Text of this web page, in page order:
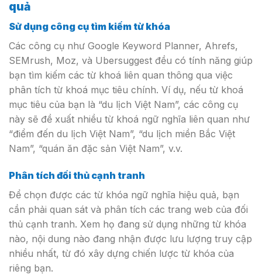
quả
Sử dụng công cụ tìm kiếm từ khóa
Các công cụ như Google Keyword Planner, Ahrefs,
SEMrush, Moz, và Ubersuggest đều có tính năng giúp
bạn tìm kiếm các từ khoá liên quan thông qua việc
phân tích từ khoá mục tiêu chính. Ví dụ, nếu từ khoá
mục tiêu của bạn là “du lịch Việt Nam”, các công cụ
này sẽ đề xuất nhiều từ khoá ngữ nghĩa liên quan như
“điểm đến du lịch Việt Nam”, “du lịch miền Bắc Việt
Nam”, “quán ăn đặc sản Việt Nam”, v.v.
Phân tích đối thủ cạnh tranh
Để chọn được các từ khóa ngữ nghĩa hiệu quả, bạn
cần phải quan sát và phân tích các trang web của đối
thủ cạnh tranh. Xem họ đang sử dụng những từ khóa
nào, nội dung nào đang nhận được lưu lượng truy cập
nhiều nhất, từ đó xây dựng chiến lược từ khóa của
riêng bạn.